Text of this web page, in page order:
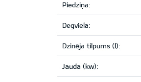
Piedziņa:
Degviela:
Dzinēja tilpums (l):
Jauda (kw):